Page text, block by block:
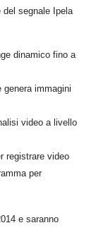
del segnale Ipela
dinamico fino a
genera immagini
video a livello
registrare video
per
e saranno